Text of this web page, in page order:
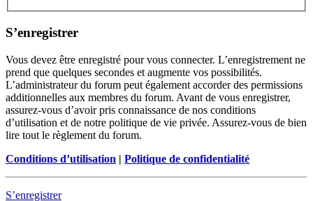
S’enregistrer
Vous devez être enregistré pour vous connecter. L’enregistrement ne
prend que quelques secondes et augmente vos possibilités.
L’administrateur du forum peut également accorder des permissions
additionnelles aux membres du forum. Avant de vous enregistrer,
assurez-vous d’avoir pris connaissance de nos conditions
d’utilisation et de notre politique de vie privée. Assurez-vous de bien
lire tout le règlement du forum.
Conditions d’utilisation | Politique de confidentialité
S’enregistrer